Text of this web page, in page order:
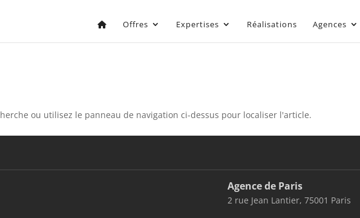
Offres Expertises Réalisations Agences
ou utilisez le panneau de navigation ci-dessus pour localiser l'article.
Agence de Paris
2 rue Jean Lantier, 75001 Paris